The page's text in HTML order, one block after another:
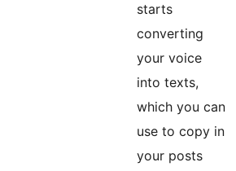
starts
converting
your voice
into texts,
which you can
use to copy in
your posts